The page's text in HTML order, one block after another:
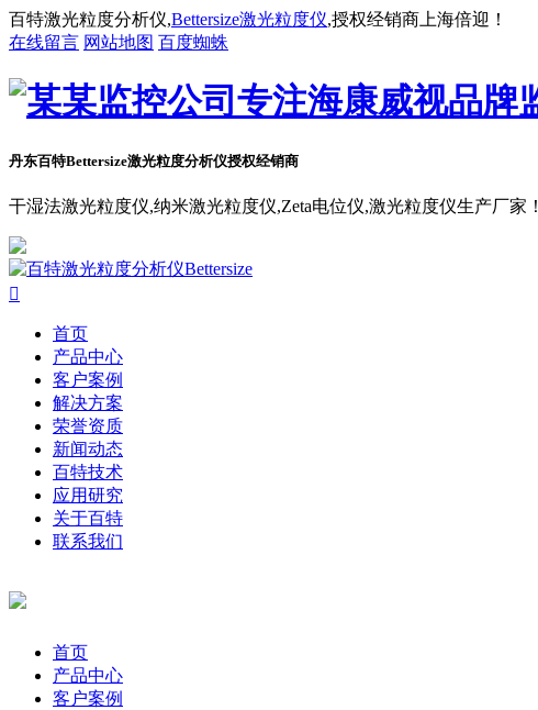
百特激光粒度分析仪,Bettersize激光粒度仪,授权经销商上海倍迎！
在线留言 网站地图 百度蜘蛛
丹东百特Bettersize激光粒度分析仪授权经销商
干湿法激光粒度仪,纳米激光粒度仪,Zeta电位仪,激光粒度仪生产厂家！

首页
产品中心
客户案例
解决方案
荣誉资质
新闻动态
百特技术
应用研究
关于百特
联系我们
首页
产品中心
客户案例